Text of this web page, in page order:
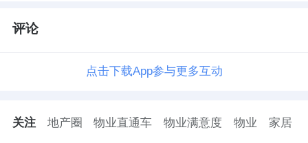
评论
点击下载App参与更多互动
关注 地产圈 物业直通车 物业满意度 物业 家居